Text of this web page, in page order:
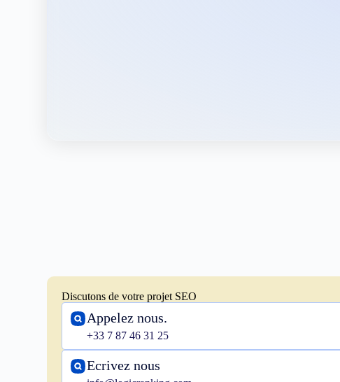
Discutons de votre projet SEO
Appelez nous.
+33 7 87 46 31 25
Ecrivez nous